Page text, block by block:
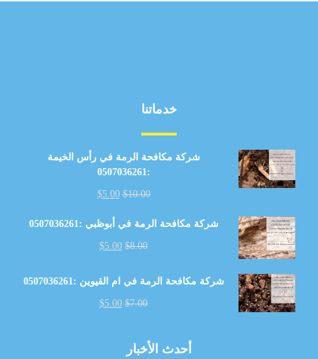
خدماتنا
شركة مكافحة الرمة في رأس الخيمة
:0507036261
$10.00
$5.00
شركة مكافحة الرمة في أبوظبي :0507036261
$8.00
$5.00
شركة مكافحة الرمة في ام القيوين :0507036261
$7.00
$5.00
أحدث الأخبار